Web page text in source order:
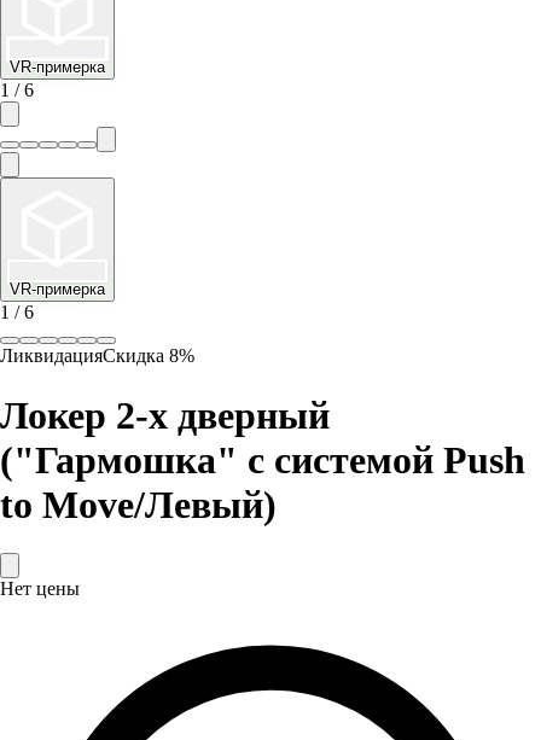
VR-примерка
1 /6
VR-примерка
1 /6
ЛиквидацияСкидка 8%
Локер 2-х дверный
("Гармошка" с системой Push
to Move/Левый)
Нет цены